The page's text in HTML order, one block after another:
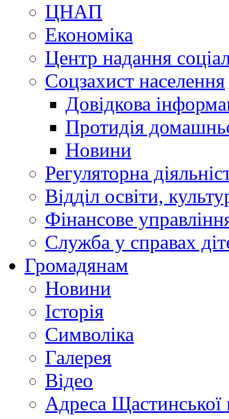
ЦНАП
Економіка
Центр надання
Соцзахист населення
Довідкова
Протидія
Новини
Регуляторна
Відділ освіти,
Фінансове
Служба у справах
Громадянам
Новини
Історія
Символіка
Галерея
Відео
Адреса Щастинської